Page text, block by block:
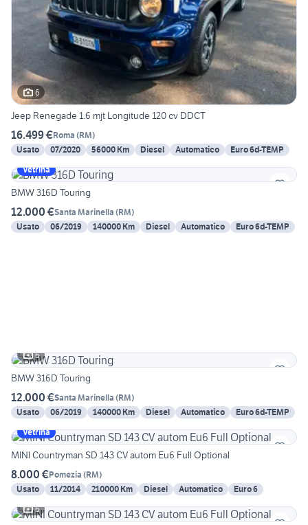
6
Jeep Renegade 1.6 mjt Longitude 120 cv DDCT
16.499 €Roma (RM)
Usato
07/2020 56000 Km Diesel Automatico
Euro 6d-TEMP
Vetrina
BMW 316D Touring
12.000 €Santa Marinella (RM)
Usato
06/2019 140000 Km Diesel Automatico Euro 6d-TEMP
6
BMW 316D Touring
12.000 €Santa Marinella (RM)
Usato
06/2019 140000 Km Diesel Automatico
Euro 6d-TEMP
Vetrina
MINI Countryman SD 143 CV autom Eu6 Full Optional
8.000 €Pomezia (RM)
Usato
11/2014 210000 Km Diesel Automatico
Euro 6
6